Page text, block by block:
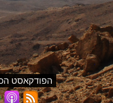
הפודקאסט